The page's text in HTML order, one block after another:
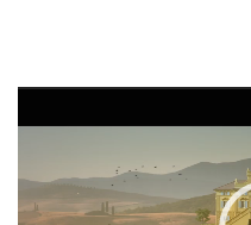
vidéo